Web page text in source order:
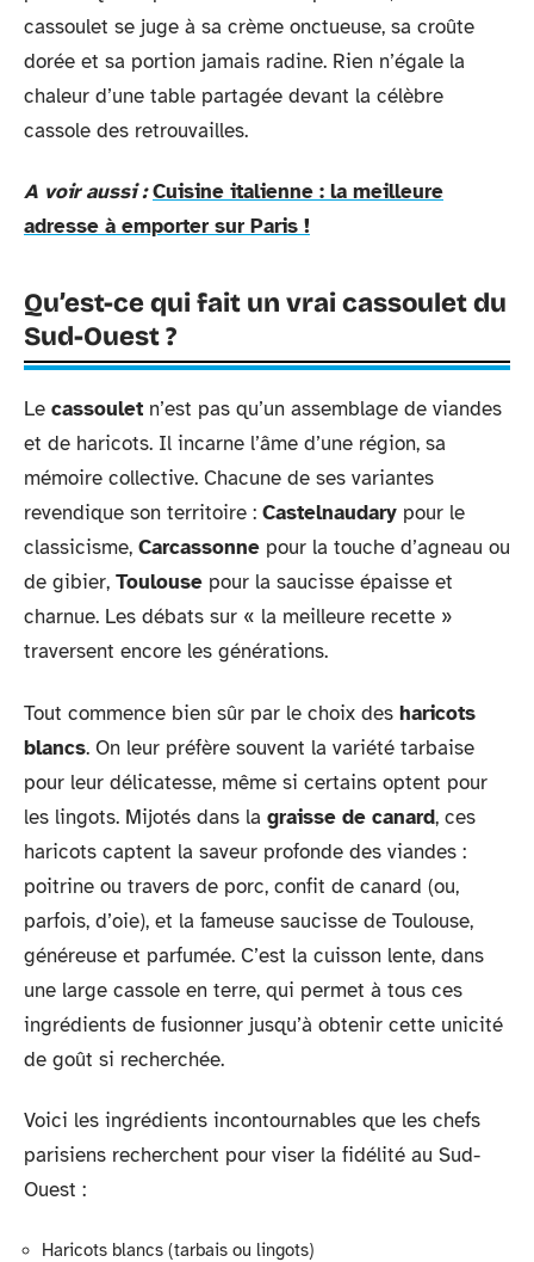
cassoulet se juge à sa crème onctueuse, sa croûte
dorée et sa portion jamais radine. Rien n’égale la
chaleur d’une table partagée devant la célèbre
cassole des retrouvailles.
A voir aussi : Cuisine italienne : la meilleure
adresse à emporter sur Paris !
Qu’est-ce qui fait un vrai cassoulet du
Sud-Ouest ?
Le cassoulet n’est pas qu’un assemblage de viandes
et de haricots. Il incarne l’âme d’une région, sa
mémoire collective. Chacune de ses variantes
revendique son territoire : Castelnaudary pour le
classicisme, Carcassonne pour la touche d’agneau ou
de gibier, Toulouse pour la saucisse épaisse et
charnue. Les débats sur « la meilleure recette »
traversent encore les générations.
Tout commence bien sûr par le choix des haricots
blancs. On leur préfère souvent la variété tarbaise
pour leur délicatesse, même si certains optent pour
les lingots. Mijotés dans la graisse de canard, ces
haricots captent la saveur profonde des viandes :
poitrine ou travers de porc, confit de canard (ou,
parfois, d’oie), et la fameuse saucisse de Toulouse,
généreuse et parfumée. C’est la cuisson lente, dans
une large cassole en terre, qui permet à tous ces
ingrédients de fusionner jusqu’à obtenir cette unicité
de goût si recherchée.
Voici les ingrédients incontournables que les chefs
parisiens recherchent pour viser la fidélité au Sud-
Ouest :
Haricots blancs (tarbais ou lingots)